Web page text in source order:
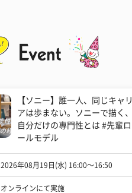
【ソニー】誰一人、同じキャリ
アは歩まない。ソニーで描く、
自分だけの専門性とは #先輩ロ
ールモデル
2026年08月19日(水) 16:00〜16:50
オンラインにて実施